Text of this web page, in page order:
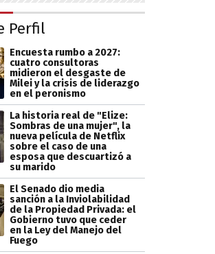
Perfil
Encuesta rumbo a 2027:
cuatro consultoras
midieron el desgaste de
Milei y la crisis de liderazgo
en el peronismo
La historia real de "Elize:
Sombras de una mujer", la
nueva película de Netflix
sobre el caso de una
esposa que descuartizó a
su marido
El Senado dio media
sanción a la Inviolabilidad
de la Propiedad Privada: el
Gobierno tuvo que ceder
en la Ley del Manejo del
Fuego